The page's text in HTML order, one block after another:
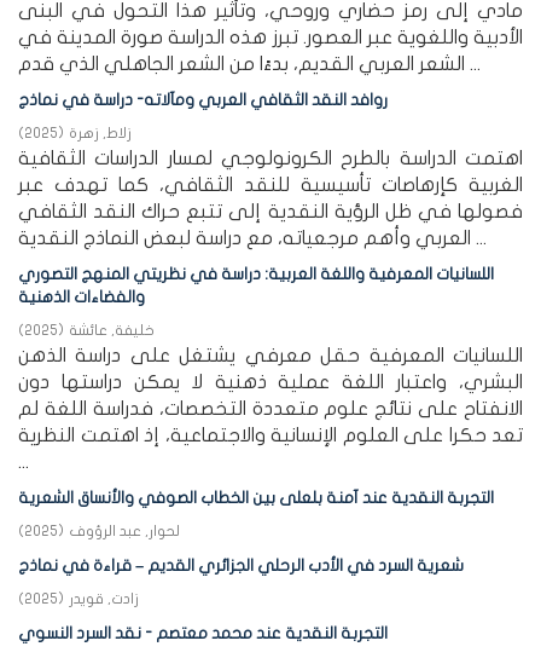
مادي إلى رمز حضاري وروحي، وتأثير هذا التحول في البنى
الأدبية واللغوية عبر العصور. تبرز هذه الدراسة صورة المدينة في
الشعر العربي القديم، بدءًا من الشعر الجاهلي الذي قدم ...
روافد النقد الثقافي العربي ومآلاته- دراسة في نماذج
زلاط, زهرة (
2025
)
اهتمت الدراسة بالطرح الكرونولوجي لمسار الدراسات الثقافية
الغربية كإرهاصات تأسيسية للنقد الثقافي، كما تهدف عبر
فصولها في ظل الرؤية النقدية إلى تتبع حراك النقد الثقافي
العربي وأهم مرجعياته، مع دراسة لبعض النماذج النقدية ...
اللسانيات المعرفية واللغة العربية: دراسة في نظريتي المنهج التصوري
والفضاءات الذهنية
خليفة, عائشة (
2025
)
اللسانيات المعرفية حقل معرفي يشتغل على دراسة الذهن
البشري، واعتبار اللغة عملية ذهنية لا يمكن دراستها دون
الانفتاح على نتائج علوم متعددة التخصصات، فدراسة اللغة لم
تعد حكرا على العلوم الإنسانية والاجتماعية، إذ اهتمت النظرية
...
التجربة النقدية عند آمنة بلعلى بين الخطاب الصوفي والأنساق الشعرية
لحوار, عبد الرؤوف (
2025
)
شعرية السرد في الأدب الرحلي الجزائري القديم – قراءة في نماذج
زادت, قويدر (
2025
)
التجربة النقدية عند محمد معتصم - نقد السرد النسوي